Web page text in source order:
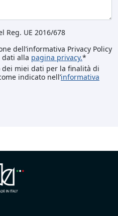
Reg. UE 2016/678
dell’informativa Privacy Policy
alla pagina privacy.*
miei dati per la finalità di
indicato nell’informativa